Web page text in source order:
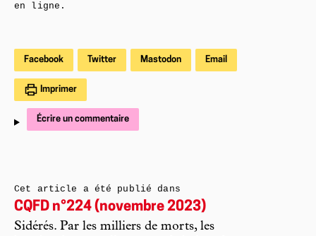
en ligne.
Facebook Twitter Mastodon Email
Imprimer
Écrire un commentaire
Cet article a été publié dans
CQFD n°224 (novembre 2023)
Sidérés. Par les milliers de morts, les